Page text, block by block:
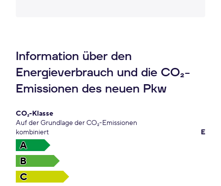
Information über den
Energieverbrauch und die CO₂-
Emissionen des neuen Pkw
CO₂-Klasse
Auf der Grundlage der CO₂-Emissionen
kombiniert
E
A
B
C